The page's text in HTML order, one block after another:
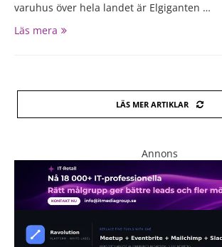
varuhus över hela landet är Elgiganten …
Läs mera
LÄS MER ARTIKLAR
Annons